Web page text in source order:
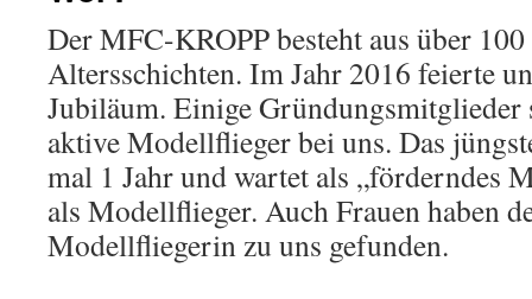
Der MFC-KROPP besteht aus über
Altersschichten. Im Jahr 2016 feierte
Jubiläum. Einige Gründungsmitglieder
aktive Modellflieger bei uns. Das
mal 1 Jahr und wartet als „förderndes
als Modellflieger. Auch Frauen haben
Modellfliegerin zu uns gefunden.